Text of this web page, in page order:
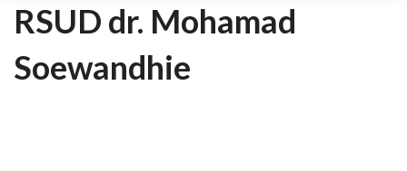
RSUD dr. Mohamad
Soewandhie